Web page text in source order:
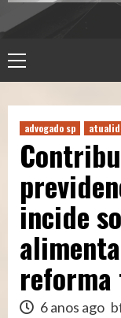
Menu
advogado sp
incide
6 anos ago